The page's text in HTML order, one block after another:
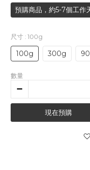
預購商品，約5-7個工作
尺寸 : 100g
100g 300g
數量
現在預購